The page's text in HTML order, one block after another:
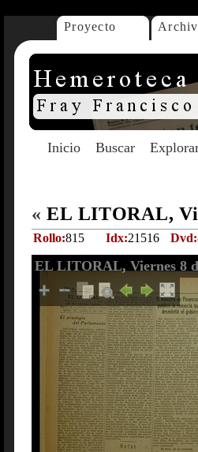
Proyecto
Inicio Buscar
« EL LITORAL,
Rollo:815 Idx:21516 Dvd:
EL LITORAL, Viernes 8